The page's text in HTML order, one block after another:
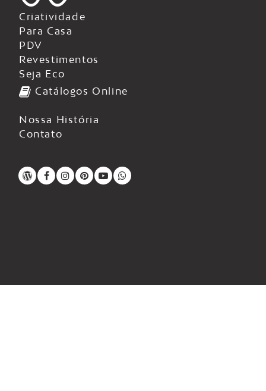
Criatividade
Para Casa
PDV
Revestimentos
Seja Eco
Catálogos Online
Nossa História
Contato